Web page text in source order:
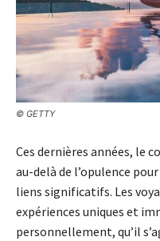
© GETTY
Ces dernières années, le
au-delà de l’opulence
liens significatifs. Les
expériences uniques et
personnellement, qu’il